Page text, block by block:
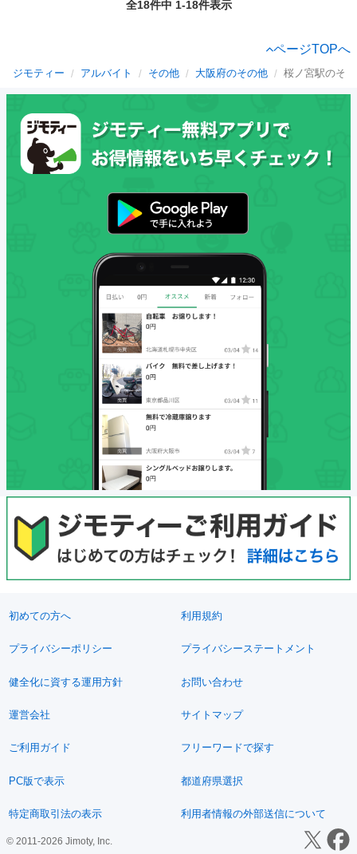
全18件中 1-18件表示
ページTOPへ
ジモティー アルバイト その他 大阪府のその他 桜ノ宮駅のそ
初めての方へ 利用規約
プライバシーポリシー プライバシーステートメント
健全化に資する運用方針 お問い合わせ
運営会社 サイトマップ
ご利用ガイド フリーワードで探す
PC版で表示 都道府県選択
特定商取引法の表示 利用者情報の外部送信について
© 2011-2026 Jimoty, Inc.